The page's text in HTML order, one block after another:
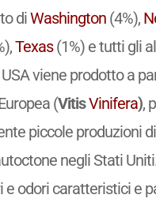
diWashington(4%),
Texas(1%) e tutti gli
viene prodotto a
(VitisVinifera),
piccole produzioni
negli Stati
odori caratteristici e